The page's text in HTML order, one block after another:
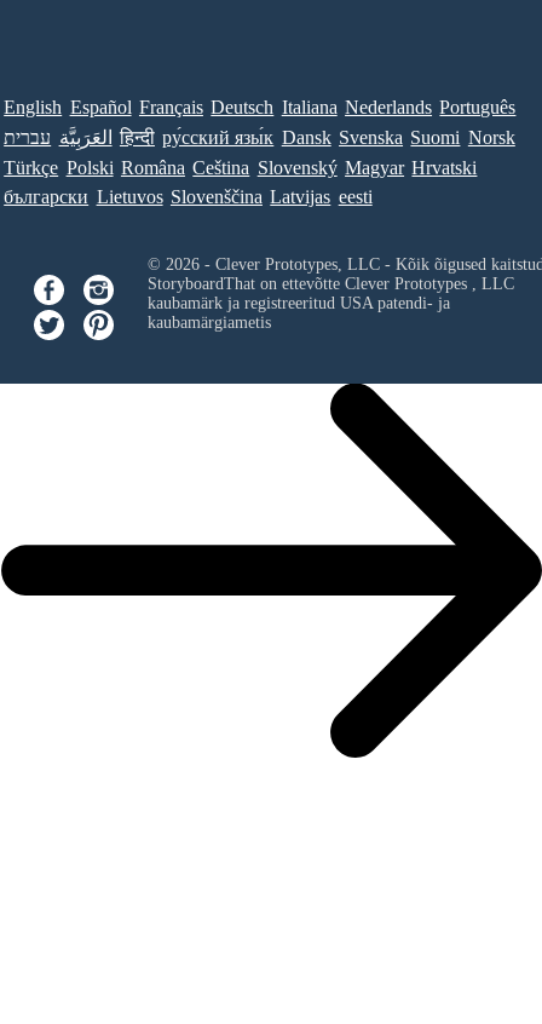
English Español Français Deutsch Italiana Nederlands Português
עברית العَرَبِيَّة हिन्दी ру́сский язы́к Dansk Svenska Suomi Norsk
Türkçe Polski Româna Ceština Slovenský Magyar Hrvatski
български Lietuvos Slovenščina Latvijas eesti
© 2026 - Clever Prototypes, LLC - Kõik õigused
StoryboardThat on ettevõtte Clever Prototypes , LLC
kaubamärk ja registreeritud USA patendi- ja
kaubamärgiametis